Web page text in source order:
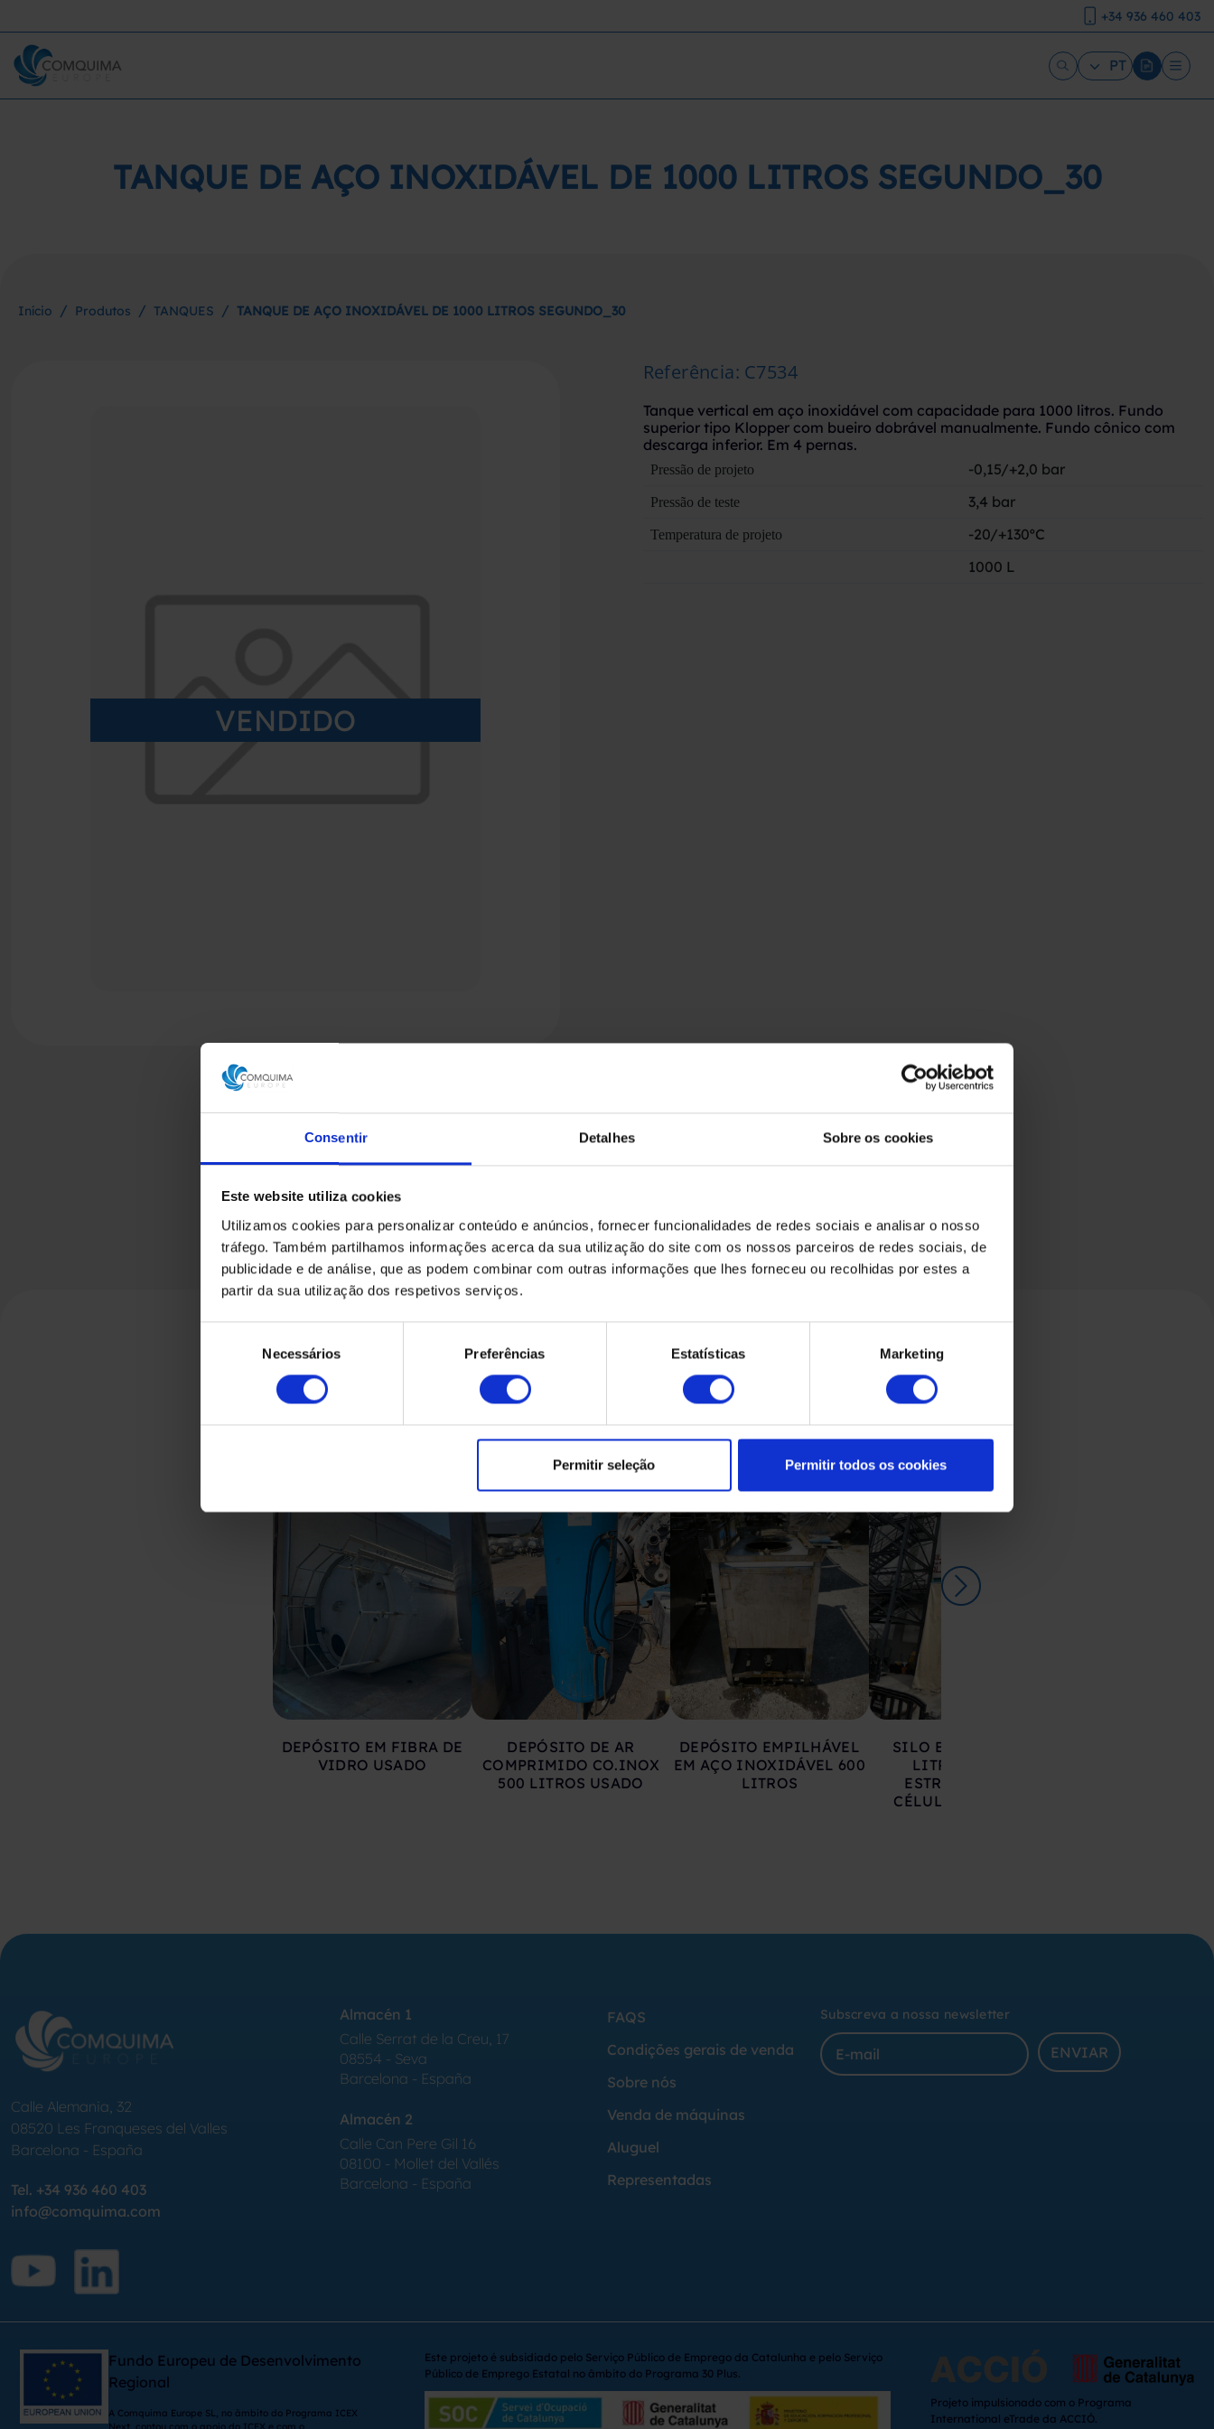
Consentir Detalhes Sobre os cookies
Este website utiliza cookies
Utilizamos cookies para personalizar conteúdo e anúncios, fornecer funcionalidades de redes sociais e analisar o nosso
tráfego. Também partilhamos informações acerca da sua utilização do site com os nossos parceiros de redes sociais, de
publicidade e de análise, que as podem combinar com outras informações que lhes forneceu ou recolhidas por estes a
partir da sua utilização dos respetivos serviços.
consentimento
Necessários Preferências Estatísticas Marketing
Permitir seleção Permitir todos os cookies
+34 936 460 403
PT
TANQUE DE AÇO INOXIDÁVEL DE 1000 LITROS SEGUNDO_30
Início / Produtos / TANQUES / TANQUE DE AÇO INOXIDÁVEL DE 1000 LITROS SEGUNDO_30
VENDIDO
Referência: C7534
Tanque vertical em aço inoxidável com capacidade para 1000 litros. Fundo
superior tipo Klopper com bueiro dobrável manualmente. Fundo cônico com
descarga inferior. Em 4 pernas.
Pressão de projeto -0,15/+2,0 bar
Pressão de teste 3,4 bar
Temperatura de projeto
-20/+130ºC
1000 L
Produtos Relacionados
DEPÓSITO EM FIBRA DE
VIDRO USADO
DEPÓSITO DE AR
COMPRIMIDO CO.INOX
500 LITROS USADO
DEPÓSITO EMPILHÁVEL
EM AÇO INOXIDÁVEL 600
LITROS
SILO EM AÇO 17.000
LITROS SOBRE
ESTRUTURA COM
CÉLULAS DE CARGA
Calle Alemania, 32
08520 Les Franqueses del Valles
Barcelona - España
Tel. +34 936 460 403
info@comquima.com
Almacén 1
Calle Serrat de la Creu, 17
08554 - Seva
Barcelona - España
Almacén 2
Calle Can Pere Gil 16
08100 - Mollet del Vallés
Barcelona - España
FAQS
Condições gerais de venda
Sobre nós
Venda de máquinas
Aluguel
Representadas
Subscreva a nossa newsletter
ENVIAR
Fundo Europeu de Desenvolvimento
Regional
A Comquima Europe SL, no âmbito do Programa ICEX
Este projeto é subsidiado pelo Serviço Público de Emprego da Catalunha e pelo Serviço
Público de Emprego Estatal no âmbito do Programa 30 Plus.
Projeto impulsionado com o Programa
International eTrade da ACCIÓ.